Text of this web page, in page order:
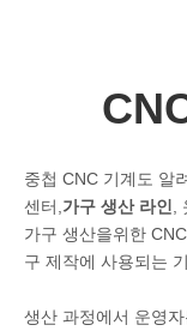
중첩 CNC 기계도 알
센터, 가구 생산 라인
가구 생산을위한
구 제작에 사용되는
생산 과정에서 운영